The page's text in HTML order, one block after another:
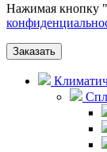
Нажимая кнопку
Заказать